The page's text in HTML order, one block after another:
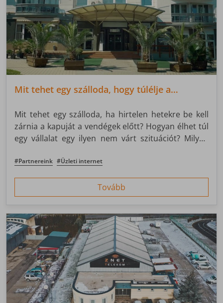
Mit tehet egy szálloda, hogy túlélje a
Mit tehet egy szálloda, ha hirtelen hetekre be kell
zárnia a kapuját a vendégek előtt? Hogyan élhet túl
egy vállalat egy ilyen nem várt szituációt? Milyen
infrastruktúrának egy hotel életében? Egyáltalán
#Partnereink #Üzleti internet
Tovább